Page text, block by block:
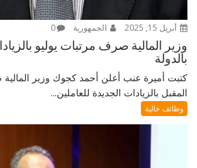
أبريل 15, 2025 الجمهورية 0
وزير المالية صرف مرتبات يوليو
بالدولة
كتبت أميرة عنب أعلن أحمد كجوك وزير
المقبل بالزيادات الجديدة للعاملين...
وظائف خالية